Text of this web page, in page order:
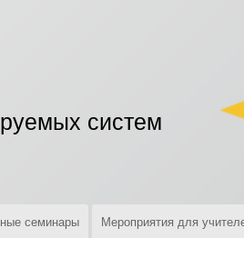
систем
семинары Мероприятия для